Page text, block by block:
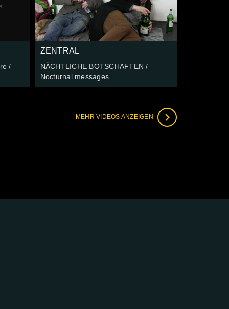
/
ZENTRAL
NÄCHTLICHE BOTSCHAFTEN /
Nocturnal messages
MEHR VIDEOS ANZEIGEN